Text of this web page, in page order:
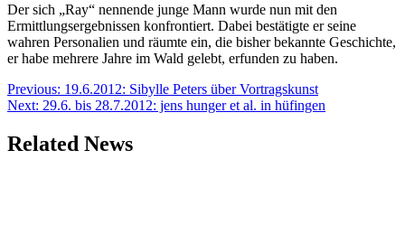
Der sich „Ray“ nennende junge Mann wurde nun mit den
Ermittlungsergebnissen konfrontiert. Dabei bestätigte er seine
wahren Personalien und räumte ein, die bisher bekannte Geschichte,
er habe mehrere Jahre im Wald gelebt, erfunden zu haben.
Beitragsnavigation
Previous: 19.6.2012: Sibylle Peters über Vortragskunst
Next: 29.6. bis 28.7.2012: jens hunger et al. in hüfingen
Related News